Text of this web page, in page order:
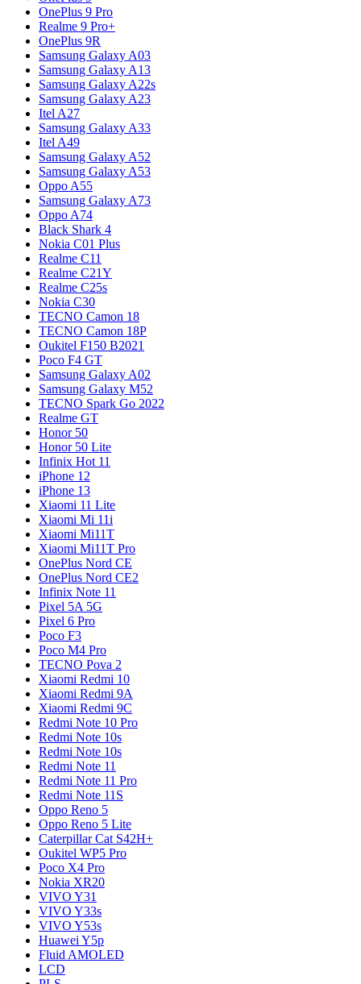
OnePlus 9 Pro
Realme 9 Pro+
OnePlus 9R
Samsung Galaxy A03
Samsung Galaxy A13
Samsung Galaxy A22s
Samsung Galaxy A23
Itel A27
Samsung Galaxy A33
Itel A49
Samsung Galaxy A52
Samsung Galaxy A53
Oppo A55
Samsung Galaxy A73
Oppo A74
Black Shark 4
Nokia C01 Plus
Realme C11
Realme C21Y
Realme C25s
Nokia C30
TECNO Camon 18
TECNO Camon 18P
Oukitel F150 B2021
Poco F4 GT
Samsung Galaxy A02
Samsung Galaxy M52
TECNO Spark Go 2022
Realme GT
Honor 50
Honor 50 Lite
Infinix Hot 11
iPhone 12
iPhone 13
Xiaomi 11 Lite
Xiaomi Mi 11i
Xiaomi Mi11T
Xiaomi Mi11T Pro
OnePlus Nord CE
OnePlus Nord CE2
Infinix Note 11
Pixel 5A 5G
Pixel 6 Pro
Poco F3
Poco M4 Pro
TECNO Pova 2
Xiaomi Redmi 10
Xiaomi Redmi 9A
Xiaomi Redmi 9C
Redmi Note 10 Pro
Redmi Note 10s
Redmi Note 10s
Redmi Note 11
Redmi Note 11 Pro
Redmi Note 11S
Oppo Reno 5
Oppo Reno 5 Lite
Caterpillar Cat S42H+
Oukitel WP5 Pro
Poco X4 Pro
Nokia XR20
VIVO Y31
VIVO Y33s
VIVO Y53s
Huawei Y5p
Fluid AMOLED
LCD